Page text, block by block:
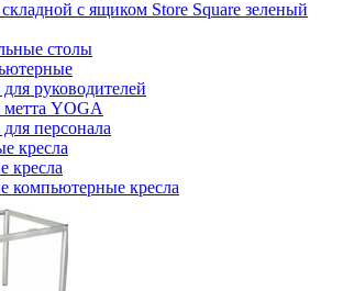
столы
руководителей
метта YOGA
персонала
кресла
кресла
компьютерные кресла